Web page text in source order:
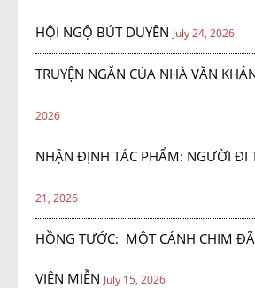
HỘI NGỘ BÚT DUYÊN July 24, 2026
TRUYỆN NGẮN CỦA NHÀ VĂN
2026
NHẬN ĐỊNH TÁC PHẨM: NGƯỜI ĐI
21, 2026
HỒNG TƯỚC: MỘT CÁNH CHIM ĐÃ
VIÊN MIỄN July 15, 2026